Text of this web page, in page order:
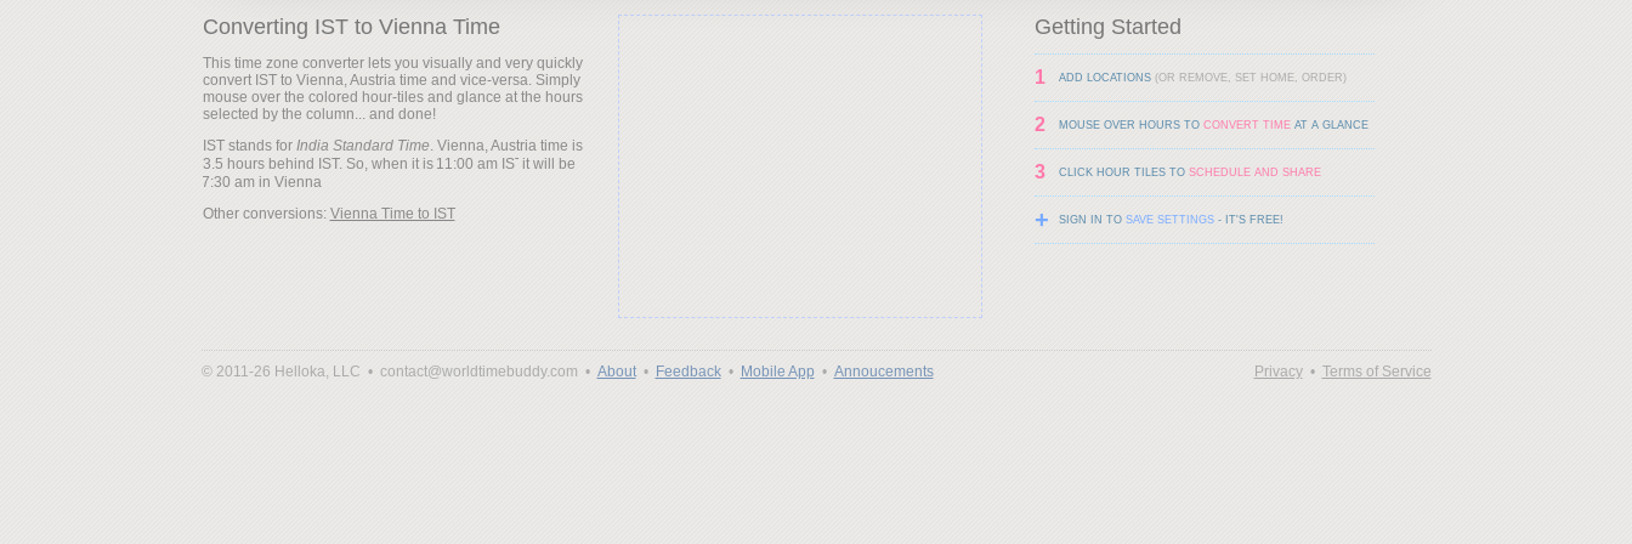
Converting IST to Vienna Time
This time zone converter lets you visually and very quickly
convert IST to Vienna, Austria time and vice-versa. Simply
mouse over the colored hour-tiles and glance at the hours
selected by the column... and done!
IST stands for India Standard Time. Vienna, Austria time is
3.5 hours behind IST. So, when it is
it will be
Other conversions: Vienna Time to IST
Getting Started
1 ADD LOCATIONS (OR REMOVE, SET HOME, ORDER)
2 MOUSE OVER HOURS TO CONVERT TIMEAT A GLANCE
3 CLICK HOUR TILES TO SCHEDULE AND SHARE
+ SIGN IN TO SAVE SETTINGS- IT'S FREE!
© 2011-26 Helloka, LLC • contact@worldtimebuddy.com • About• Feedback• Mobile App • Annoucements Privacy• Terms of Service